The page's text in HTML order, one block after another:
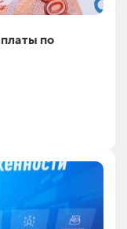
по